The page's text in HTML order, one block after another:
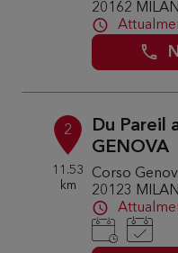
20162
2
11.53
km
Du Pareil
GENOVA
Corso
20123